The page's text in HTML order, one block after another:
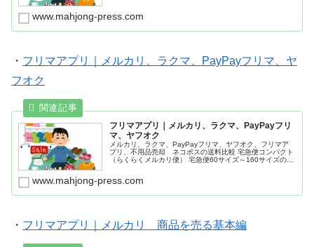
イズのサイズ 専用薄型BOX、クラフト紙宅配袋、段ボール
www.mahjong-press.com
・ フリマアプリ｜メルカリ、ラクマ、PayPayフリマ、ヤ
フオク
フリマアプリ｜メルカリ、ラクマ、PayPayフリ
マ、ヤフオク
メルカリ、ラクマ、PayPayフリマ、ヤフオク、フリマア
プリ、不用品売却 ネコポスの送料比較 宅急便コンパクト
（らくらくメルカリ便） 宅急便60サイズ～160サイズのサ
www.mahjong-press.com
・ フリマアプリ｜メルカリ 商品を売る基本編